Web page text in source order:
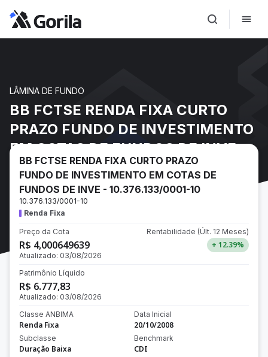
LÂMINA DE FUNDO
BB FCTSE RENDA FIXA CURTO
PRAZO FUNDO DE INVESTIMENTO
EM COTAS DE FUNDOS DE INVE -
10.376.133/0001-10
BB FCTSE RENDA FIXA CURTO PRAZO
FUNDO DE INVESTIMENTO EM COTAS DE
FUNDOS DE INVE - 10.376.133/0001-10
10.376.133/0001-10
Renda Fixa
Preço da Cota
R$ 4,000649639
Atualizado: 03/08/2026
Rentabilidade (Últ. 12 Meses)
+ 12.39%
Patrimônio Líquido
R$ 6.777,83
Atualizado: 03/08/2026
Classe ANBIMA
Renda Fixa
Subclasse
Duração Baixa
Data Inicial
20/10/2008
Benchmark
CDI